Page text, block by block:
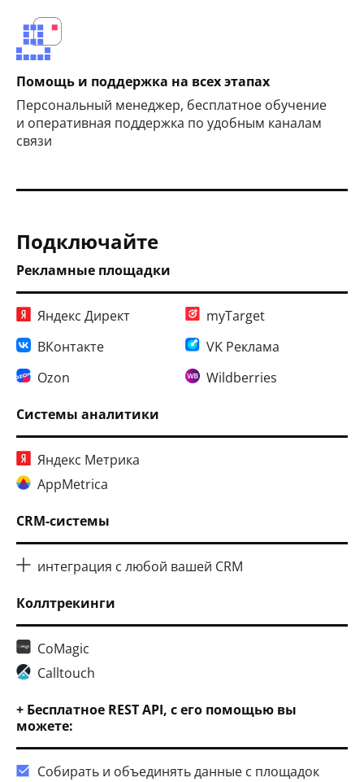
Помощь и поддержка на всех этапах
Персональный менеджер, бесплатное обучение
и оперативная поддержка по удобным каналам
связи
Подключайте
Рекламные площадки
Яндекс Директ
myTarget
ВКонтакте
VK Реклама
Ozon
Wildberries
Системы аналитики
Яндекс Метрика
AppMetrica
CRM-системы
интеграция с любой вашей CRM
Коллтрекинги
CoMagic
Calltouch
+ Бесплатное REST API, с его помощью вы
можете:
Собирать и объединять данные с площадок